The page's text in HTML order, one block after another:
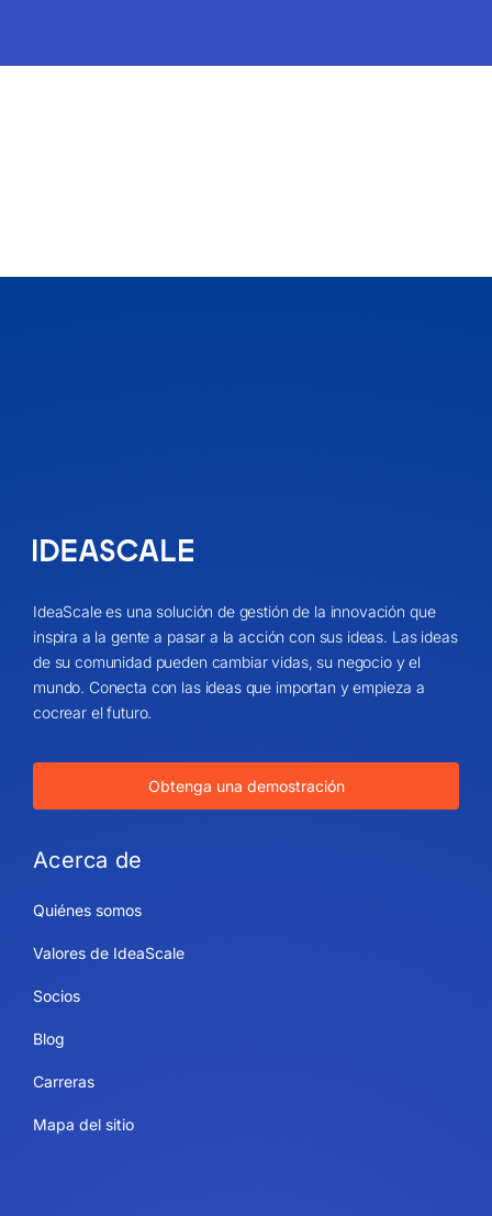
IdeaScale es una solución de gestión de la innovación que
inspira a la gente a pasar a la acción con sus ideas. Las ideas
de su comunidad pueden cambiar vidas, su negocio y el
mundo. Conecta con las ideas que importan y empieza a
cocrear el futuro.
Obtenga una demostración
Acerca de
Quiénes somos
Valores de IdeaScale
Socios
Blog
Carreras
Mapa del sitio